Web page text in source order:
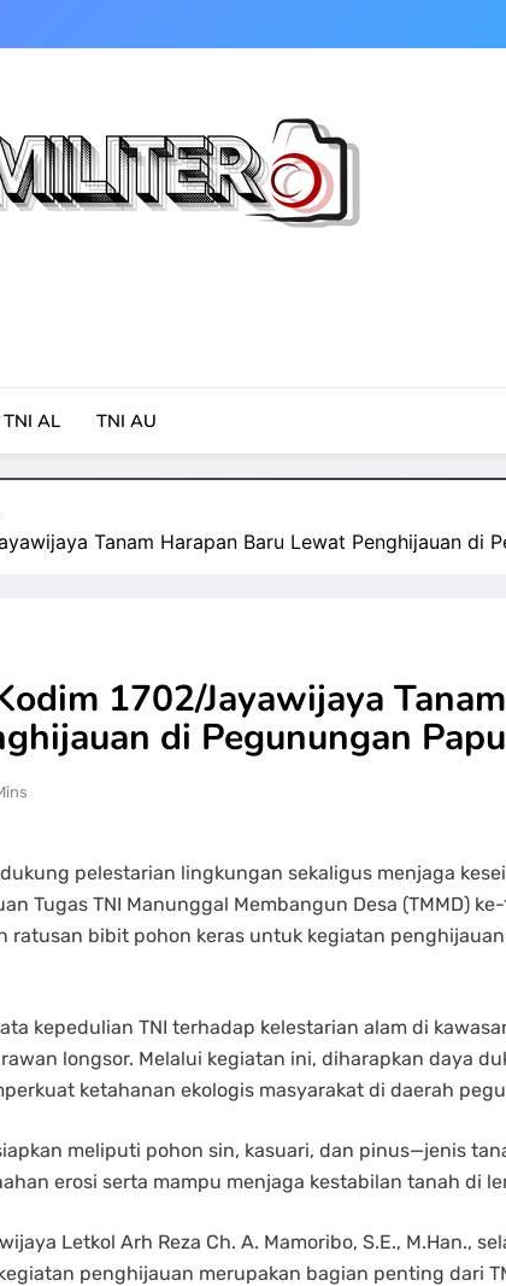
TNI AL TNI AU
Tanam Harapan Baru Lewat Penghijauan di
1702/Jayawijaya
di Pegunungan
pelestarian lingkungan sekaligus menjaga
Tugas TNI Manunggal Membangun Desa (TMMD)
ratusan bibit pohon keras untuk kegiatan
kepedulian TNI terhadap kelestarian alam di
longsor. Melalui kegiatan ini, diharapkan daya
ketahanan ekologis masyarakat di daerah
meliputi pohon sin, kasuari, dan pinus—jenis
erosi serta mampu menjaga kestabilan tanah di
Letkol Arh Reza Ch. A. Mamoribo, S.E., M.Han.,
penghijauan merupakan bagian penting dari